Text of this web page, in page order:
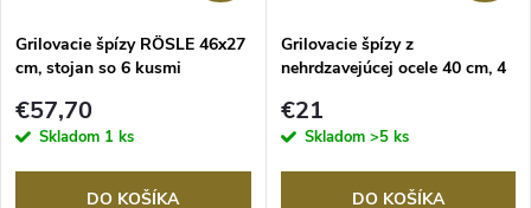
Grilovacie špízy RÖSLE 46x27
cm, stojan so 6 kusmi
€57,70
Skladom 1 ks
DO KOŠÍKA
Grilovacie špízy z
nehrdzavejúcej ocele 40 cm, 4
€21
Skladom >5 ks
DO KOŠÍKA